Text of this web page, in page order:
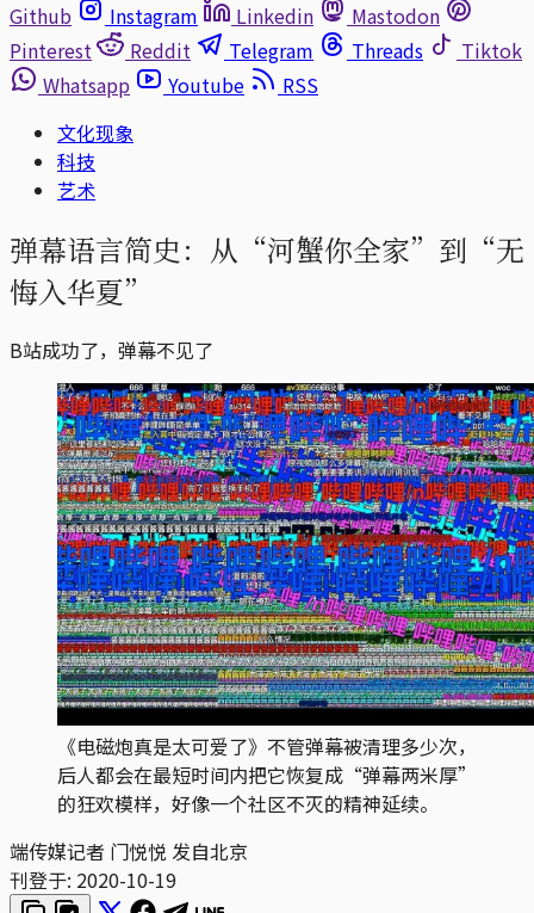
Github
Instagram Linkedin
Mastodon
Pinterest
Reddit Telegram Threads
Tiktok
Whatsapp
Youtube
RSS
文化现象
科技
艺术
弹幕语言简史：从“河蟹你全家”到“无
悔入华夏”
B站成功了，弹幕不见了
《电磁炮真是太可爱了》不管弹幕被清理多少次，
后人都会在最短时间内把它恢复成“弹幕两米厚”
的狂欢模样，好像一个社区不灭的精神延续。
端传媒记者 门悦悦 发自北京
刊登于: 2020-10-19